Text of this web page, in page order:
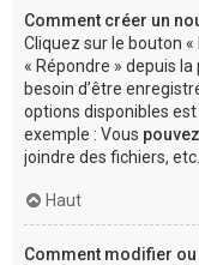
Comment créer un
Cliquez sur le bouton
« Répondre » depuis
besoin d’être
options disponibles
exemple : Vous pouvez
joindre des fichiers, etc.
Haut
Comment modifier